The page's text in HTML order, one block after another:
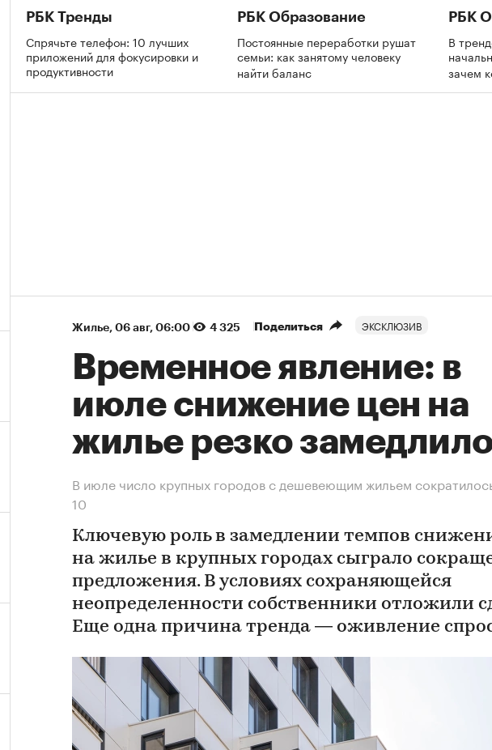
РБК Тренды
Спрячьте телефон: 10 лучших
приложений для фокусировки и
продуктивности
РБК Образование
Постоянные переработки рушат
семьи: как занятому человеку
найти баланс
РБК
В
зачем
Жилье⁠, 06 авг, 06:00 4 325 Поделиться ЭКСКЛЮЗИВ
Временное явление: в
июле снижение цен на
жилье резко
В июле число крупных городов с дешевеющим жильем
10
Ключевую роль в замедлении темпов
на жилье в крупных городах сыграло
предложения. В условиях сохраняющейся
неопределенности собственники отложили
Еще одна причина тренда — оживление